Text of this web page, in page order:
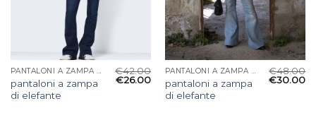
PANTALONI A ZAMPA DI ELEFANTE
pantaloni a zampa
di elefante
€42.00
€26.00
PANTALONI A ZAMPA DI ELEFANTE
pantaloni a zampa
di elefante
€48.00
€30.00